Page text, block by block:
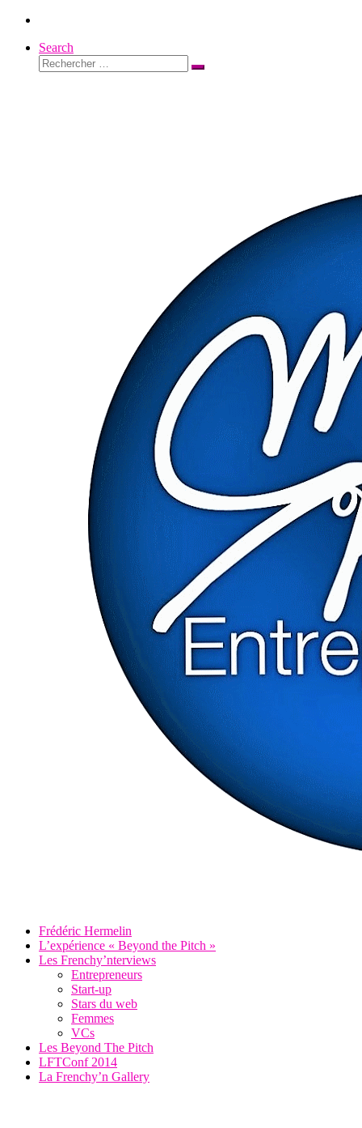
Passer
contenuSearch
Rechercher
Rechercher
Frédéric Hermelin
L’expérience « Beyond the Pitch »
Les Frenchy’nterviews
Entrepreneurs
Start-up
Stars du web
Femmes
VCs
Les Beyond The Pitch
LFTConf 2014
La Frenchy’n Gallery